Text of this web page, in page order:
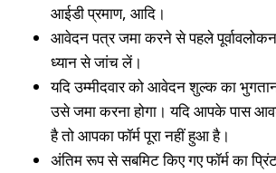
आईडी प्रमाण, आदि।
आवेदन पत्र जमा करने से पहले
ध्यान से जांच लें।
यदि उम्मीदवार को आवेदन शुल्क का
उसे जमा करना होगा। यदि आपके पास
है तो आपका फॉर्म पूरा नहीं हुआ है।
अंतिम रूप से सबमिट किए गए फॉर्म का